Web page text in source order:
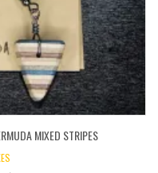
MIXED STRIPES